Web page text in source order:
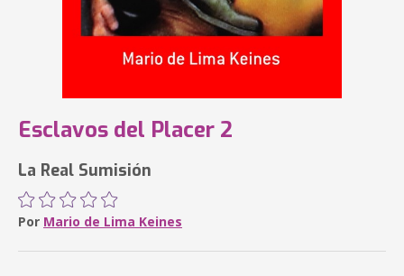
Esclavos del Placer 2
La Real Sumisión
Por Mario de Lima Keines